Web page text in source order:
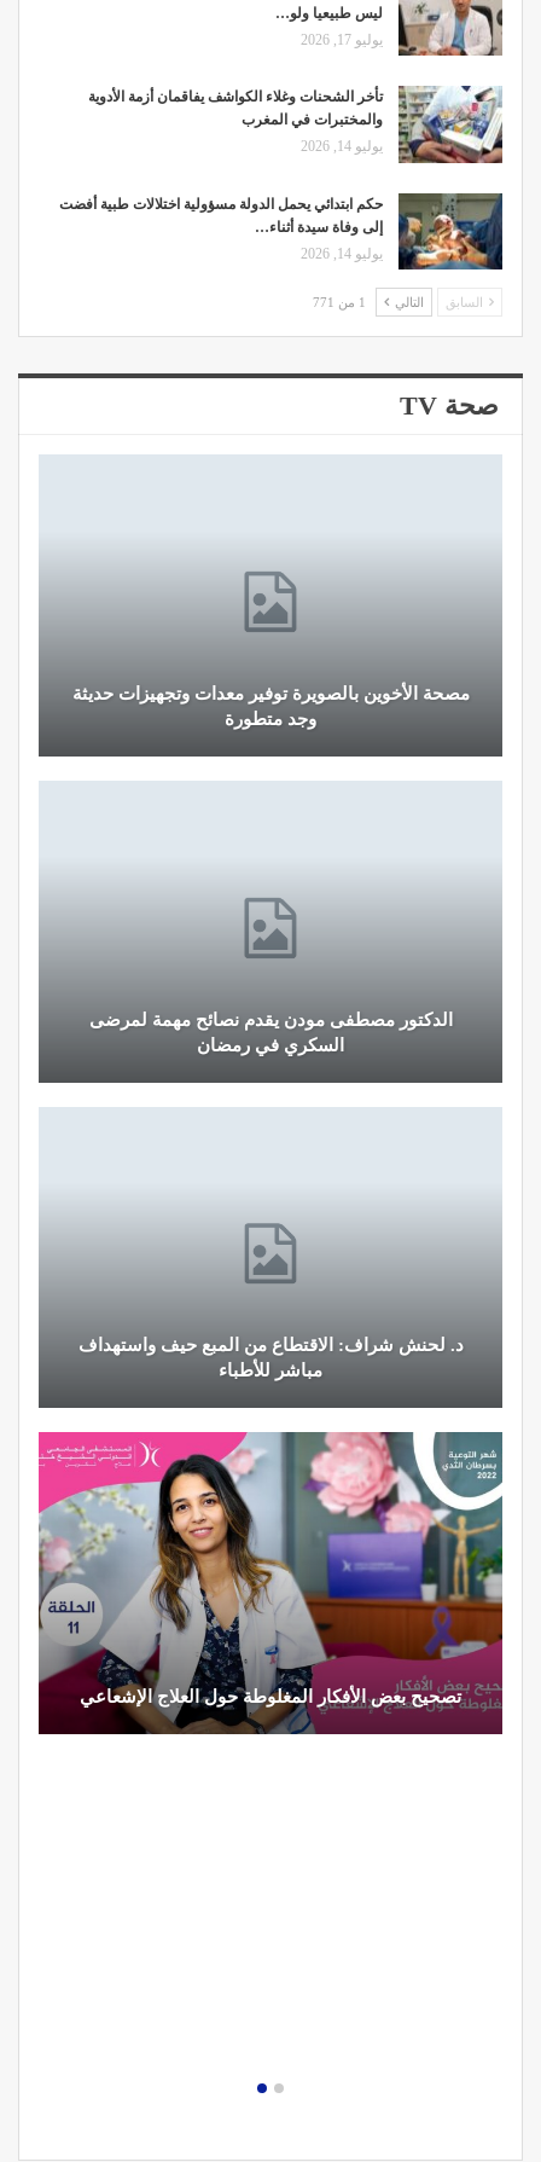
ليس طبيعيا ولو…
يوليو 17, 2026
تأخر الشحنات وغلاء الكواشف يفاقمان أزمة الأدوية
والمختبرات في المغرب
يوليو 14, 2026
حكم ابتدائي يحمل الدولة مسؤولية اختلالات طبية أفضت
إلى وفاة سيدة أثناء…
يوليو 14, 2026
السابق التالي 1 من 771
صحة TV
مصحة الأخوين بالصويرة توفير معدات وتجهيزات حديثة
وجد متطورة
الدكتور مصطفى مودن يقدم نصائح مهمة لمرضى
السكري في رمضان
د. لحنش شراف: الاقتطاع من المبع حيف واستهداف
مباشر للأطباء
تصحيح بعض الأفكار المغلوطة حول العلاج الإشعاعي